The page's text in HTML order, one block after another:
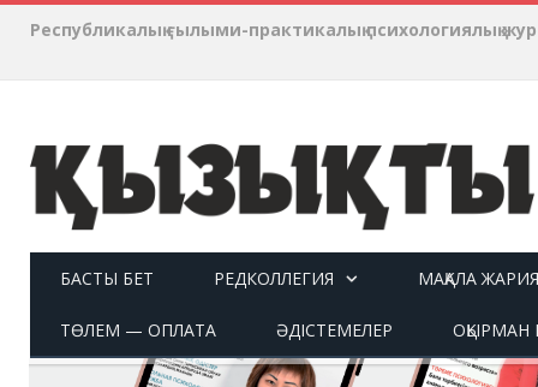
Республикалық ғылыми-практикалық психологиялық
БАСТЫ БЕТ РЕДКОЛЛЕГИЯ МАҚАЛА
ТӨЛЕМ — ОПЛАТА ӘДІСТЕМЕЛЕР ОҚЫРМАН